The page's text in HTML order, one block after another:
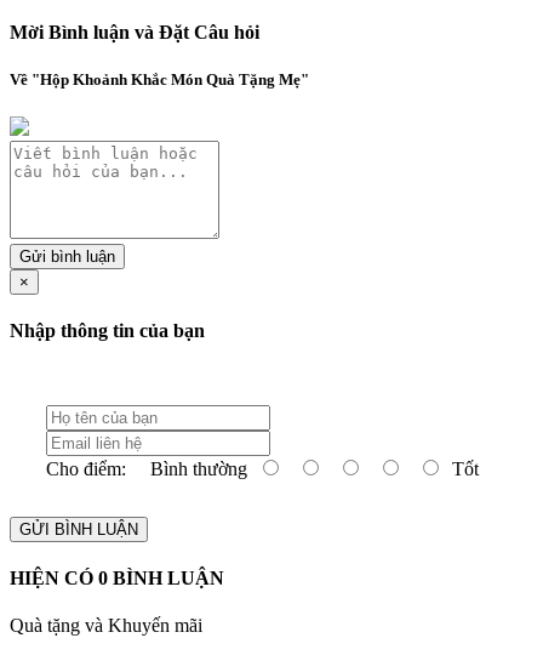
Mời Bình luận và Đặt Câu hỏi
Về "Hộp Khoảnh Khắc Món Quà Tặng Mẹ"
Gửi bình luận
×
Nhập thông tin của bạn
Cho điểm: Bình thường Tốt
GỬI BÌNH LUẬN
HIỆN CÓ 0 BÌNH LUẬN
Quà tặng và Khuyến mãi